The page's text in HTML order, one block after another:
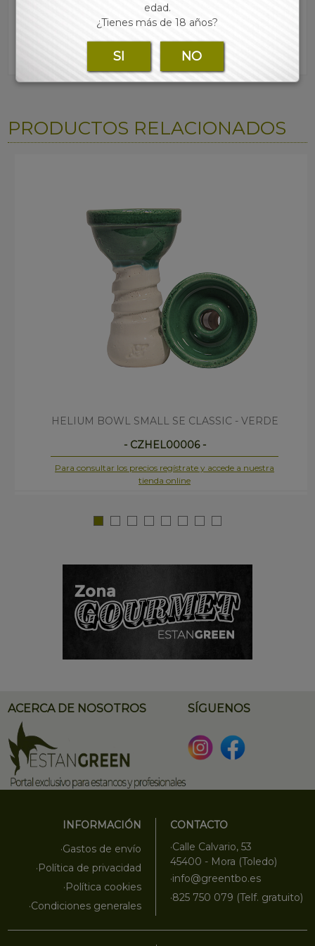
PRODUCTOS RELACIONADOS
HELIUM BOWL SMALL SE CLASSIC - VERDE
- CZHEL00006 -
Para consultar los precios regístrate y accede a nuestra
tienda online
ACERCA DE NOSOTROS SÍGUENOS
INFORMACIÓN
·Gastos de envío
·Política de privacidad
·Política cookies
·Condiciones generales
CONTACTO
·Calle Calvario, 53
45400 - Mora (Toledo)
·info@greentbo.es
·825 750 079 (Telf. gratuito)
edad.
¿Tienes más de 18 años?
SI NO